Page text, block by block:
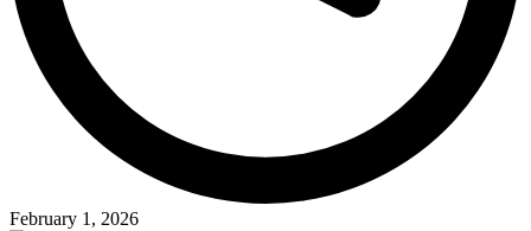
February 1, 2026